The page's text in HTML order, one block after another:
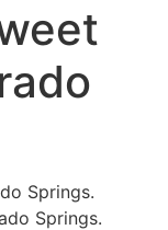
Springs.
Springs.